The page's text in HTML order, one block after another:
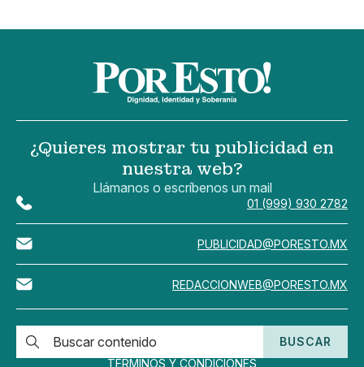
¿Quieres mostrar tu publicidad en
nuestra web?
Llámanos o escríbenos un mail
01 (999) 930 2782
PUBLICIDAD@PORESTO.MX
REDACCIONWEB@PORESTO.MX
BUSCAR
TÉRMINOS Y CONDICIONES